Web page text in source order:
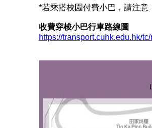
*若乘搭校園付費小巴，請注意
收費穿梭小巴行車路線圖
https://transport.cuhk.edu.hk/